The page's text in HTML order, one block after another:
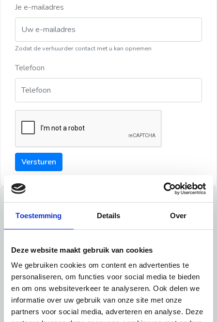
Toestemming Details Over
Deze website maakt gebruik van cookies
We gebruiken cookies om content en advertenties te
personaliseren, om functies voor social media te bieden
en om ons websiteverkeer te analyseren. Ook delen we
informatie over uw gebruik van onze site met onze
partners voor social media, adverteren en analyse. Deze
Je e-mailadres
Zodat de verhuurder contact met u kan opnemen
Telefoon
Versturen
Tips
Tip 1:
Schrijf een duidelijke introductie en geef de volgende
informatie mee:
Ben je student, werkachtig of werkzoekend